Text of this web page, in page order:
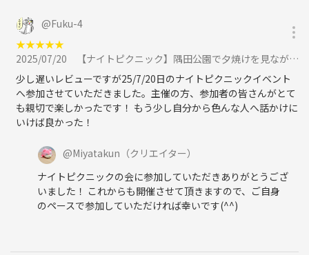
@Fuku-4
★★★★★
2025/07/20
【ナイトピクニック】隅田公園で夕焼けを見ながらゆったりと過ごそう（東京での20代〜30代限定社会人サークル）に参加
少し遅いレビューですが25/7/20日のナイトピクニックイベント
へ参加させていただきました。主催の方、参加者の皆さんがとて
も親切で楽しかったです！ もう少し自分から色んな人へ話かけに
いけば良かった！
@Miyatakun （クリエイター）
ナイトピクニックの会に参加していただきありがとうござ
いました！ これからも開催させて頂きますので、ご自身
のペースで参加していただければ幸いです(^^)